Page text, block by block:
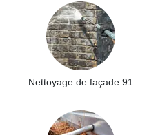
Nettoyage de façade 91